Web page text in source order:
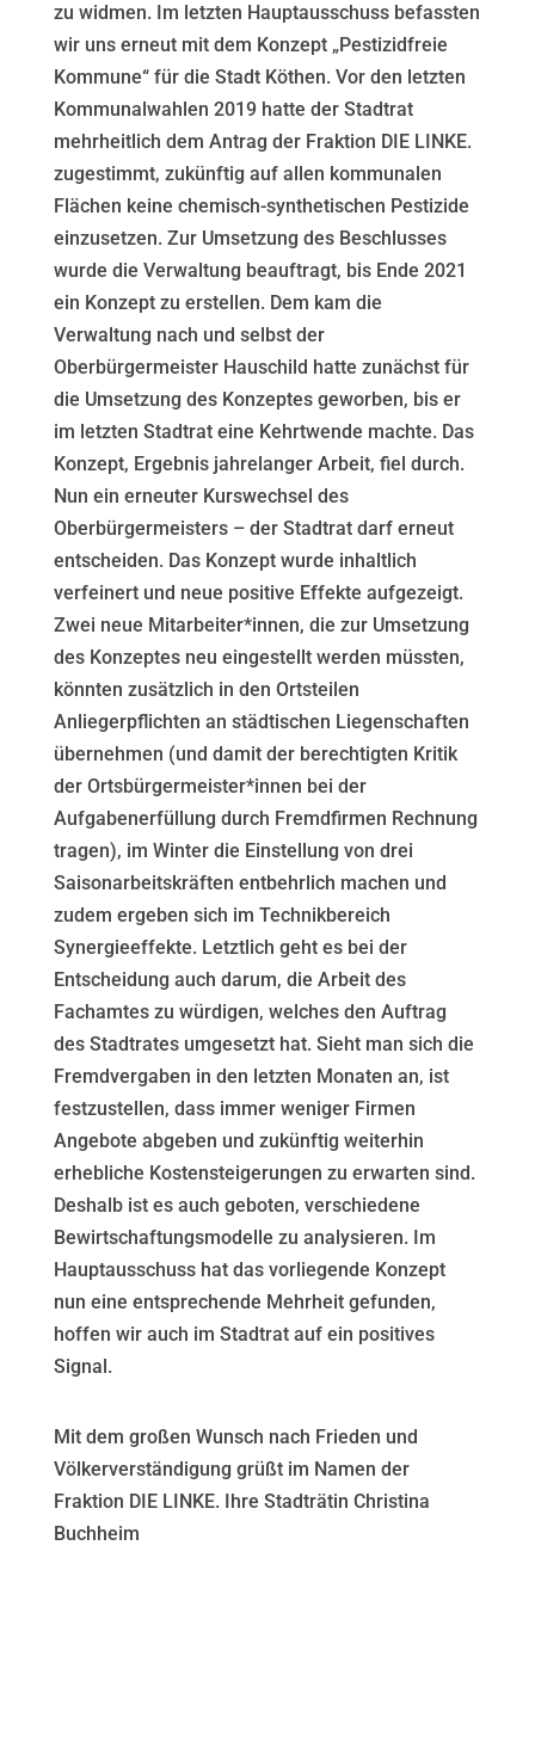
zu widmen. Im letzten Hauptausschuss befassten
wir uns erneut mit dem Konzept „Pestizidfreie
Kommune“ für die Stadt Köthen. Vor den letzten
Kommunalwahlen 2019 hatte der Stadtrat
mehrheitlich dem Antrag der Fraktion DIE LINKE.
zugestimmt, zukünftig auf allen kommunalen
Flächen keine chemisch-synthetischen Pestizide
einzusetzen. Zur Umsetzung des Beschlusses
wurde die Verwaltung beauftragt, bis Ende 2021
ein Konzept zu erstellen. Dem kam die
Verwaltung nach und selbst der
Oberbürgermeister Hauschild hatte zunächst für
die Umsetzung des Konzeptes geworben, bis er
im letzten Stadtrat eine Kehrtwende machte. Das
Konzept, Ergebnis jahrelanger Arbeit, fiel durch.
Nun ein erneuter Kurswechsel des
Oberbürgermeisters – der Stadtrat darf erneut
entscheiden. Das Konzept wurde inhaltlich
verfeinert und neue positive Effekte aufgezeigt.
Zwei neue Mitarbeiter*innen, die zur Umsetzung
des Konzeptes neu eingestellt werden müssten,
könnten zusätzlich in den Ortsteilen
Anliegerpflichten an städtischen Liegenschaften
übernehmen (und damit der berechtigten Kritik
der Ortsbürgermeister*innen bei der
Aufgabenerfüllung durch Fremdfirmen Rechnung
tragen), im Winter die Einstellung von drei
Saisonarbeitskräften entbehrlich machen und
zudem ergeben sich im Technikbereich
Synergieeffekte. Letztlich geht es bei der
Entscheidung auch darum, die Arbeit des
Fachamtes zu würdigen, welches den Auftrag
des Stadtrates umgesetzt hat. Sieht man sich die
Fremdvergaben in den letzten Monaten an, ist
festzustellen, dass immer weniger Firmen
Angebote abgeben und zukünftig weiterhin
erhebliche Kostensteigerungen zu erwarten sind.
Deshalb ist es auch geboten, verschiedene
Bewirtschaftungsmodelle zu analysieren. Im
Hauptausschuss hat das vorliegende Konzept
nun eine entsprechende Mehrheit gefunden,
hoffen wir auch im Stadtrat auf ein positives
Signal.
Mit dem großen Wunsch nach Frieden und
Völkerverständigung grüßt im Namen der
Fraktion DIE LINKE. Ihre Stadträtin Christina
Buchheim